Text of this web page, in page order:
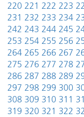
220 221 222 223
231 232 233 234
242 243 244 245
253 254 255 256
264 265 266 267
275 276 277 278
286 287 288 289
297 298 299 300
308 309 310 311
319 320 321 322